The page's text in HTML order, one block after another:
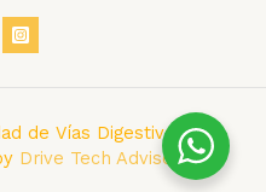
de Vías Digestivas
Drive Tech Advisors